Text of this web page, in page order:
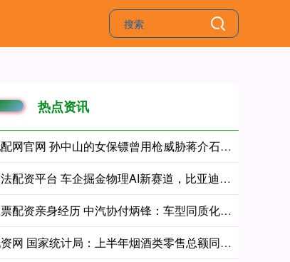
热点资讯
配配网官网 孙中山的女保镖曾用枪威胁蒋介石，后来多次拒绝蒋的拉拢
合法配资平台 车企掘金物理AI新赛道，比亚迪8月发布人形机器人，国证港股通科技指数强势涨超2%
股票配资亲身经历 中汽协付炳锋：车型同质化问题越发严重，车企应回归理性竞争
配资网 国家统计局：上半年烟酒类零售总额同比增长13.2%